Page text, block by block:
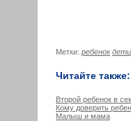
Метки: ребенок дети
Читайте также:
Второй ребенок в
Кому доверить
Малыш и мама